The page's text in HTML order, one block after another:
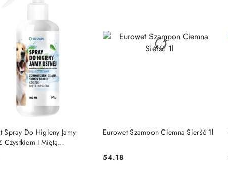
Spray Do Higieny Jamy
Czystkiem I Miętą
DO KOSZYKA Eurowet Szampon Ciemna Sierść 1l
Cena:
54.18
DO KOSZYKA